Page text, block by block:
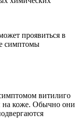
проявиться в
симптомы
витилиго
на коже. Обычно они